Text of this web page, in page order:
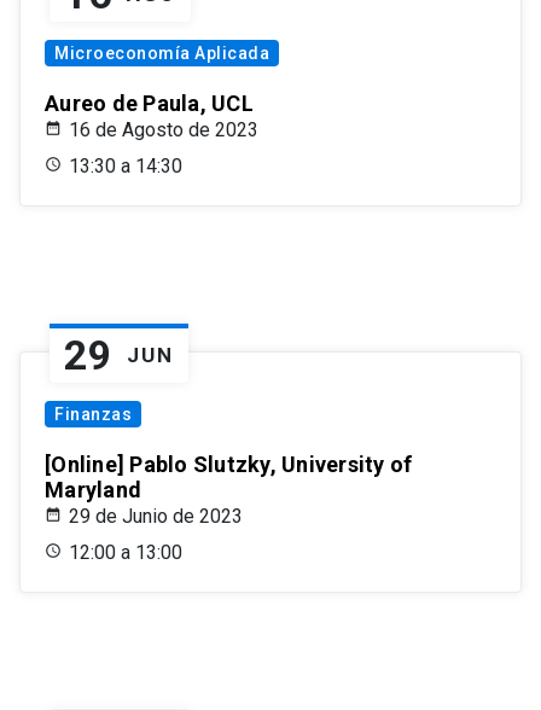
Microeconomía Aplicada
Aureo de Paula, UCL
16 de Agosto de 2023
13:30 a 14:30
29 JUN
Finanzas
[Online] Pablo Slutzky, University of
Maryland
29 de Junio de 2023
12:00 a 13:00